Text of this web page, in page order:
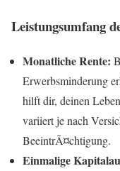
Leistungsumfang
Monatliche Rente:
Erwerbsminderung
hilft dir, deinen
variiert je nach
BeeintrÃ¤chtigung.
Einmalige